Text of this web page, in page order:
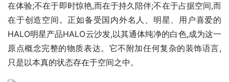
在体验;不在于即时惊艳,而在于持久陪伴;不在于占据空间,而
在于创造空间。正如备受国内外名人、明星、用户喜爱的
HALO明星产品HALO云沙发,以其通体纯净的白色,成为这一
原点概念完整的物质表达。它不附加任何复杂的装饰语言,
只是以本真的状态存在于空间之中。